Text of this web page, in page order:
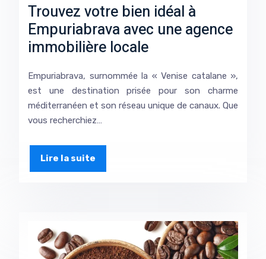
Trouvez votre bien idéal à
Empuriabrava avec une agence
immobilière locale
Empuriabrava, surnommée la « Venise catalane »,
est une destination prisée pour son charme
méditerranéen et son réseau unique de canaux. Que
vous recherchiez…
Lire la suite